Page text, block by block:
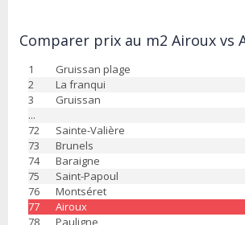
Comparer prix au m2 Airoux vs
1 Gruissan plage
2
La franqui
3
Gruissan
...
72
Sainte-Valière
73
Brunels
74
Baraigne
75
Saint-Papoul
76
Montséret
77
Airoux
78
Pauligne